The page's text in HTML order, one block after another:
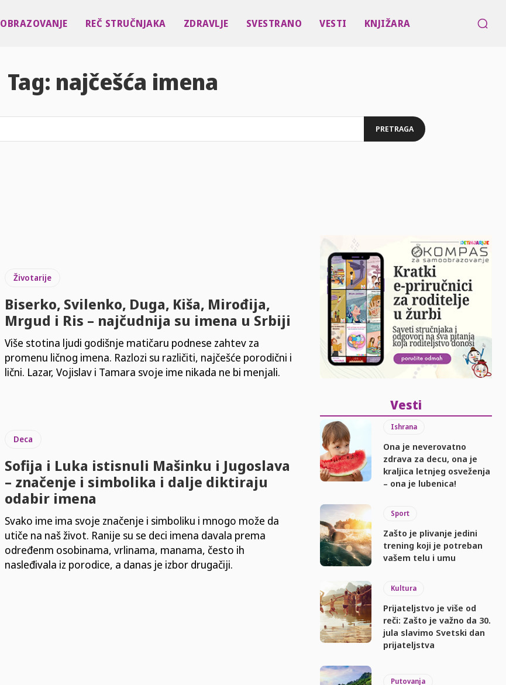
OBRAZOVANJE REČ STRUČNJAKA ZDRAVLJE SVESTRANO VESTI KNJIŽARA
Tag: najčešća imena
PRETRAGA
Životarije
Biserko, Svilenko, Duga, Kiša, Mirođija,
Mrgud i Ris – najčudnija su imena u Srbiji
Više stotina ljudi godišnje matičaru podnese zahtev za
promenu ličnog imena. Razlozi su različiti, najčešće porodični i
lični. Lazar, Vojislav i Tamara svoje ime nikada ne bi menjali.
Deca
Sofija i Luka istisnuli Mašinku i Jugoslava
– značenje i simbolika i dalje diktiraju
odabir imena
Svako ime ima svoje značenje i simboliku i mnogo može da
utiče na naš život. Ranije su se deci imena davala prema
određenm osobinama, vrlinama, manama, često ih
nasleđivala iz porodice, a danas je izbor drugačiji.
Vesti
Ishrana
Ona je neverovatno
zdrava za decu, ona je
kraljica letnjeg osveženja
– ona je lubenica!
Sport
Zašto je plivanje jedini
trening koji je potreban
vašem telu i umu
Kultura
Prijateljstvo je više od
reči: Zašto je važno da 30.
jula slavimo Svetski dan
prijateljstva
Putovanja